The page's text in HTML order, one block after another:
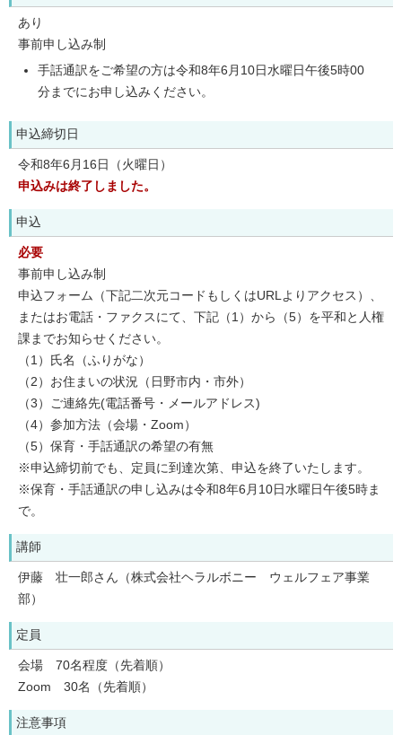
あり
事前申し込み制
手話通訳をご希望の方は令和8年6月10日水曜日午後5時00
分までにお申し込みください。
申込締切日
令和8年6月16日（火曜日）
申込みは終了しました。
申込
必要
事前申し込み制
申込フォーム（下記二次元コードもしくはURLよりアクセス）、
またはお電話・ファクスにて、下記（1）から（5）を平和と人権
課までお知らせください。
（1）氏名（ふりがな）
（2）お住まいの状況（日野市内・市外）
（3）ご連絡先(電話番号・メールアドレス)
（4）参加方法（会場・Zoom）
（5）保育・手話通訳の希望の有無
※申込締切前でも、定員に到達次第、申込を終了いたします。
※保育・手話通訳の申し込みは令和8年6月10日水曜日午後5時ま
で。
講師
伊藤 壮一郎さん（株式会社ヘラルボニー ウェルフェア事業
部）
定員
会場 70名程度（先着順）
Zoom 30名（先着順）
注意事項